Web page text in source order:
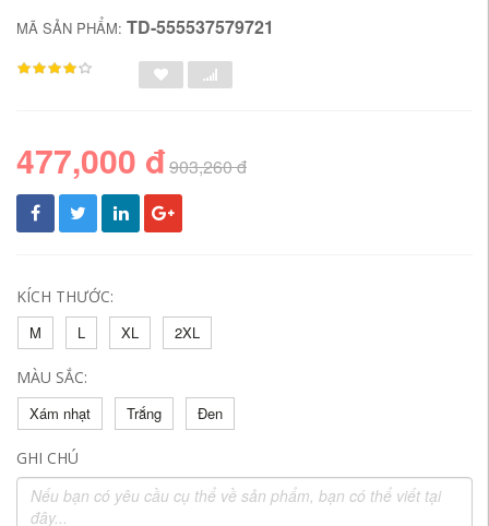
MÃ SẢN PHẨM: TD-555537579721
477,000 đ903,260 đ
KÍCH THƯỚC:
M
L XL 2XL
MÀU SẮC:
Xám nhạt
Trắng Đen
GHI CHÚ